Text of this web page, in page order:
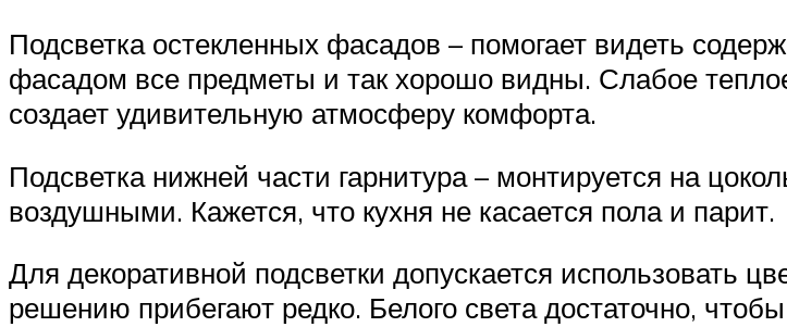
Подсветка остекленных фасадов – помогает видеть
фасадом все предметы и так хорошо видны. Слабое
создает удивительную атмосферу комфорта.
Подсветка нижней части гарнитура – монтируется на
воздушными. Кажется, что кухня не касается пола и парит.
Для декоративной подсветки допускается использовать
решению прибегают редко. Белого света достаточно,